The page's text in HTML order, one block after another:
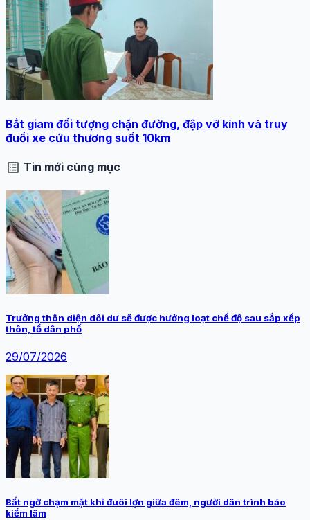
Bắt giam đối tượng chặn đường, đập vỡ kính và truy
đuổi xe cứu thương suốt 10km
list_alt Tin mới cùng mục
Trưởng thôn diện dôi dư sẽ được hưởng loạt chế độ sau sắp xếp
thôn, tổ dân phố
29/07/2026
Bất ngờ chạm mặt khỉ đuôi lợn giữa đêm, người dân trình báo
kiểm lâm